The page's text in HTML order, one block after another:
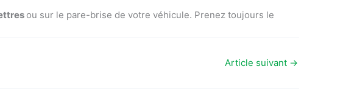
ou sur le pare-brise de votre véhicule. Prenez toujours le
Article suivant →